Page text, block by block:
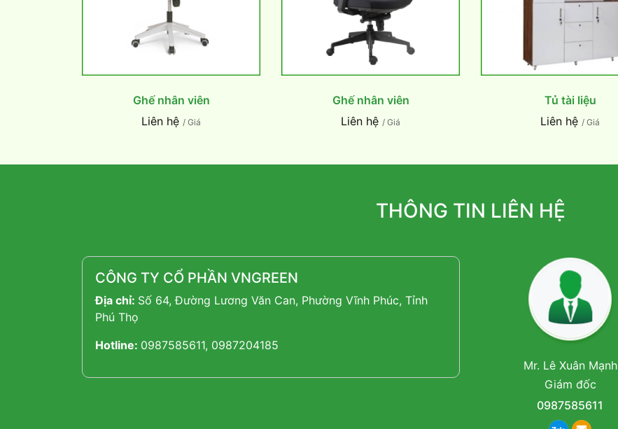
Ghế nhân viên
Liên hệ / Giá
Ghế nhân viên
Liên hệ / Giá
Tủ tài liệu
Liên hệ / Giá
THÔNG TIN LIÊN HỆ
CÔNG TY CỔ PHẦN VNGREEN
Địa chỉ: Số 64, Đường Lương Văn Can, Phường Vĩnh Phúc, Tỉnh
Phú Thọ
Hotline: 0987585611, 0987204185
Mr. Lê Xuân Mạnh
Giám đốc
0987585611